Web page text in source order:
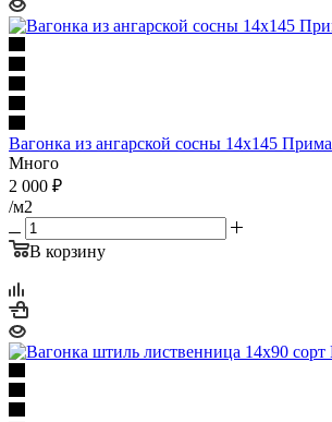
Вагонка из ангарской сосны 14х145 Прима
Много
2 000 ₽
/м2
В корзину